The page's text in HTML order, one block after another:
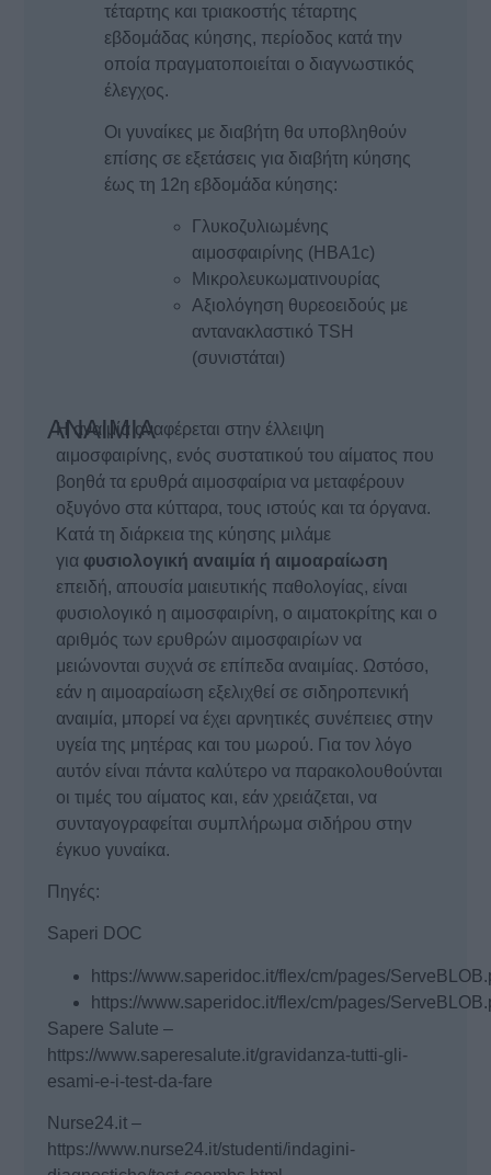
τέταρτης και τριακοστής τέταρτης
εβδομάδας κύησης, περίοδος κατά την
οποία πραγματοποιείται ο διαγνωστικός
έλεγχος.
Οι γυναίκες με διαβήτη θα υποβληθούν
επίσης σε εξετάσεις για διαβήτη κύησης
έως τη 12η εβδομάδα κύησης:
Γλυκοζυλιωμένης
αιμοσφαιρίνης (HBA1c)
Μικρολευκωματινουρίας
Αξιολόγηση θυρεοειδούς με
αντανακλαστικό TSH
(συνιστάται)
ΑΝΑΙΜΙΑ
Η αναιμία αναφέρεται στην έλλειψη
αιμοσφαιρίνης, ενός συστατικού του αίματος που
βοηθά τα ερυθρά αιμοσφαίρια να μεταφέρουν
οξυγόνο στα κύτταρα, τους ιστούς και τα όργανα.
Κατά τη διάρκεια της κύησης μιλάμε
για φυσιολογική αναιμία ή αιμοαραίωση
επειδή, απουσία μαιευτικής παθολογίας, είναι
φυσιολογικό η αιμοσφαιρίνη, ο αιματοκρίτης και ο
αριθμός των ερυθρών αιμοσφαιρίων να
μειώνονται συχνά σε επίπεδα αναιμίας. Ωστόσο,
εάν η αιμοαραίωση εξελιχθεί σε σιδηροπενική
αναιμία, μπορεί να έχει αρνητικές συνέπειες στην
υγεία της μητέρας και του μωρού. Για τον λόγο
αυτόν είναι πάντα καλύτερο να παρακολουθούνται
οι τιμές του αίματος και, εάν χρειάζεται, να
συνταγογραφείται συμπλήρωμα σιδήρου στην
έγκυο γυναίκα.
Πηγές:
Saperi DOC
https://www.saperidoc.it/flex/cm/pages/
https://www.saperidoc.it/flex/cm/pages/
Sapere Salute –
https://www.saperesalute.it/gravidanza-tutti-gli-
esami-e-i-test-da-fare
Nurse24.it –
https://www.nurse24.it/studenti/indagini-